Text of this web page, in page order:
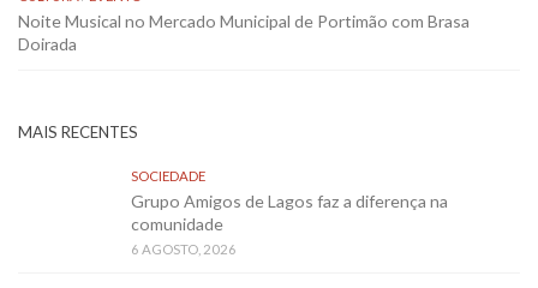
Noite Musical no Mercado Municipal de Portimão com Brasa
Doirada
MAIS RECENTES
SOCIEDADE
Grupo Amigos de Lagos faz a diferença na
comunidade
6 AGOSTO, 2026